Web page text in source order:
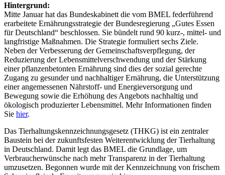
Hintergrund:
Mitte Januar hat das Bundeskabinett die vom BMEL federführend
erarbeitete Ernährungsstrategie der Bundesregierung „Gutes Essen
für Deutschland“ beschlossen. Sie bündelt rund 90 kurz-, mittel- und
langfristige Maßnahmen. Die Strategie formuliert sechs Ziele.
Neben der Verbesserung der Gemeinschaftsverpflegung, der
Reduzierung der Lebensmittelverschwendung und der Stärkung
einer pflanzenbetonten Ernährung sind dies der sozial gerechte
Zugang zu gesunder und nachhaltiger Ernährung, die Unterstützung
einer angemessenen Nährstoff- und Energieversorgung und
Bewegung sowie die Erhöhung des Angebots nachhaltig und
ökologisch produzierter Lebensmittel. Mehr Informationen finden
Sie hier.
Das Tierhaltungskennzeichnungsgesetz (THKG) ist ein zentraler
Baustein bei der zukunftsfesten Weiterentwicklung der Tierhaltung
in Deutschland. Damit legt das BMEL die Grundlage, um
Verbraucherwünsche nach mehr Transparenz in der Tierhaltung
umzusetzen. Begonnen wurde mit der Kennzeichnung von frischem